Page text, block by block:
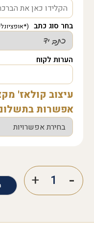
בחר סוג כתב
הערות לקוח
עיצוב קולאז'
אפשרות